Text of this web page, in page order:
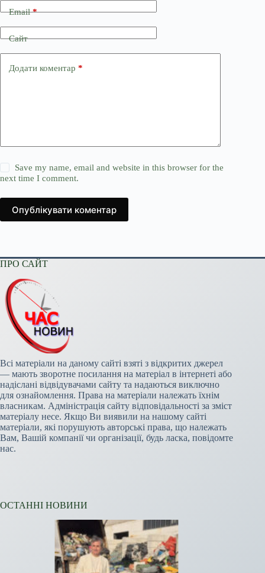
Email*
Сайт
Додати коментар *
Save my name, email and website in this browser for the
next time I comment.
Опублікувати коментар
ПРО САЙТ
Всі матеріали на даному сайті взяті з відкритих джерел
— мають зворотне посилання на матеріал в інтернеті або
надіслані відвідувачами сайту та надаються виключно
для ознайомлення. Права на матеріали належать їхнім
власникам. Адміністрація сайту відповідальності за зміст
матеріалу несе. Якщо Ви виявили на нашому сайті
матеріали, які порушують авторські права, що належать
Вам, Вашій компанії чи організації, будь ласка, повідомте
нас.
ОСТАННІ НОВИНИ